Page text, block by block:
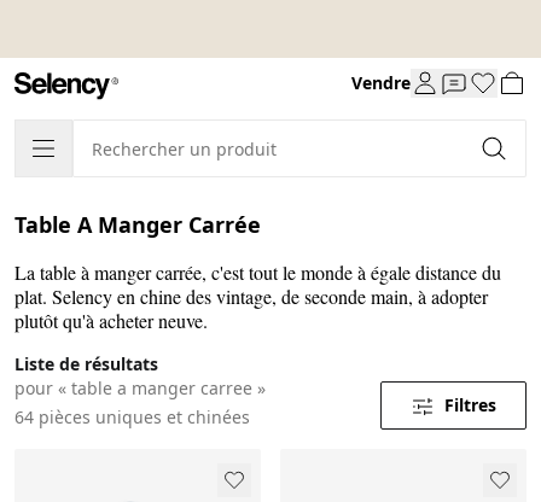
Vendre
Table A Manger Carrée
La table à manger carrée, c'est tout le monde à égale distance du
plat. Selency en chine des vintage, de seconde main, à adopter
plutôt qu'à acheter neuve.
Liste de résultats
pour « table a manger carree »
64 pièces uniques et chinées
Filtres